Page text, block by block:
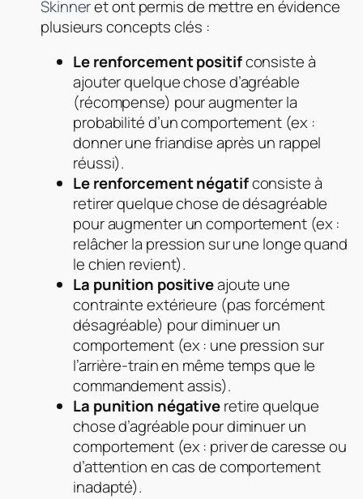
Skinneret ont permis de mettre en évidence
plusieurs concepts clés :
Le renforcement positifconsiste à
ajouter quelque chose d’agréable
(récompense) pour augmenter la
probabilité d’un comportement (ex :
donner une friandise après un rappel
réussi).
Le renforcement négatifconsiste à
retirer quelque chose de désagréable
pour augmenter un comportement (ex :
relâcher la pression sur une longe quand
le chien revient).
La punition positiveajoute une
contrainte extérieure (pas forcément
désagréable) pour diminuer un
comportement (ex : une pression sur
l’arrière-train en même temps que le
commandement assis).
La punition négativeretire quelque
chose d’agréable pour diminuer un
comportement (ex : priver de caresse ou
d’attention en cas de comportement
inadapté).